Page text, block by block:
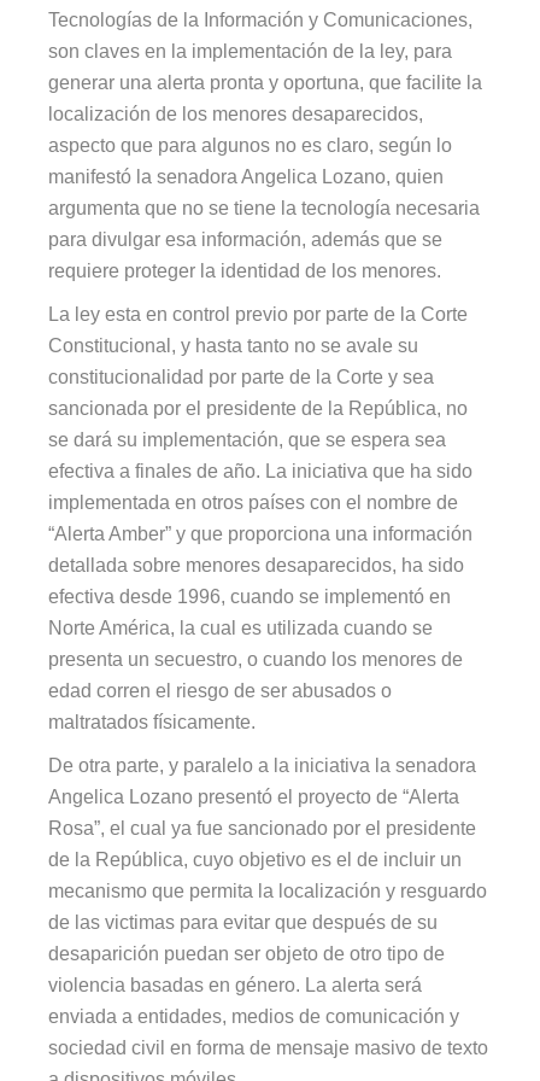
Tecnologías de la Información y Comunicaciones,
son claves en la implementación de la ley, para
generar una alerta pronta y oportuna, que facilite la
localización de los menores desaparecidos,
aspecto que para algunos no es claro, según lo
manifestó la senadora Angelica Lozano, quien
argumenta que no se tiene la tecnología necesaria
para divulgar esa información, además que se
requiere proteger la identidad de los menores.
La ley esta en control previo por parte de la Corte
Constitucional, y hasta tanto no se avale su
constitucionalidad por parte de la Corte y sea
sancionada por el presidente de la República, no
se dará su implementación, que se espera sea
efectiva a finales de año. La iniciativa que ha sido
implementada en otros países con el nombre de
“Alerta Amber” y que proporciona una información
detallada sobre menores desaparecidos, ha sido
efectiva desde 1996, cuando se implementó en
Norte América, la cual es utilizada cuando se
presenta un secuestro, o cuando los menores de
edad corren el riesgo de ser abusados o
maltratados físicamente.
De otra parte, y paralelo a la iniciativa la senadora
Angelica Lozano presentó el proyecto de “Alerta
Rosa”, el cual ya fue sancionado por el presidente
de la República, cuyo objetivo es el de incluir un
mecanismo que permita la localización y resguardo
de las victimas para evitar que después de su
desaparición puedan ser objeto de otro tipo de
violencia basadas en género. La alerta será
enviada a entidades, medios de comunicación y
sociedad civil en forma de mensaje masivo de texto